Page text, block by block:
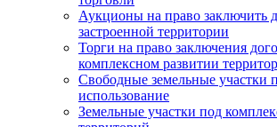
Аукционы на право заключить
застроенной территории
Торги на право заключения
комплексном развитии
Свободные земельные участки
использование
Земельные участки под